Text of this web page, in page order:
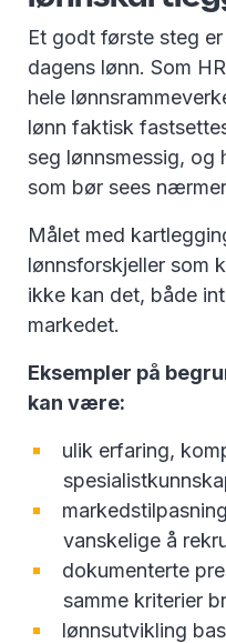
Et godt første steg
dagens lønn. Som
hele
lønn faktisk
seg lønnsmessig, og
som bør sees
Målet med
lønnsforskjeller som
ikke kan det, både
markedet.
Eksempler på
kan være:
ulik erfaring,
vanskelige å
dokumenterte
samme kriterier
lønnsutvikling